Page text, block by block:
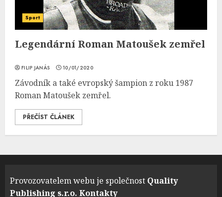
Sport
Legendární Roman Matoušek zemřel
FILIP JANÁS 10/01/2020
Závodník a také evropský šampion z roku 1987
Roman Matoušek zemřel.
PŘEČÍST ČLÁNEK
Provozovatelem webu je společnost Quality
Publishing s.r.o. Kontakty